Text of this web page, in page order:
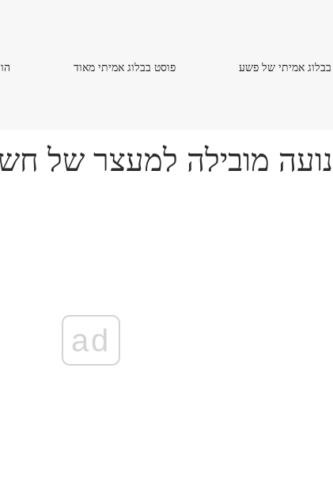
הודעה
פוסט בבלוג אמיתי מאודפוסט
אמיתי של פשע
מובילה למעצר של
ad